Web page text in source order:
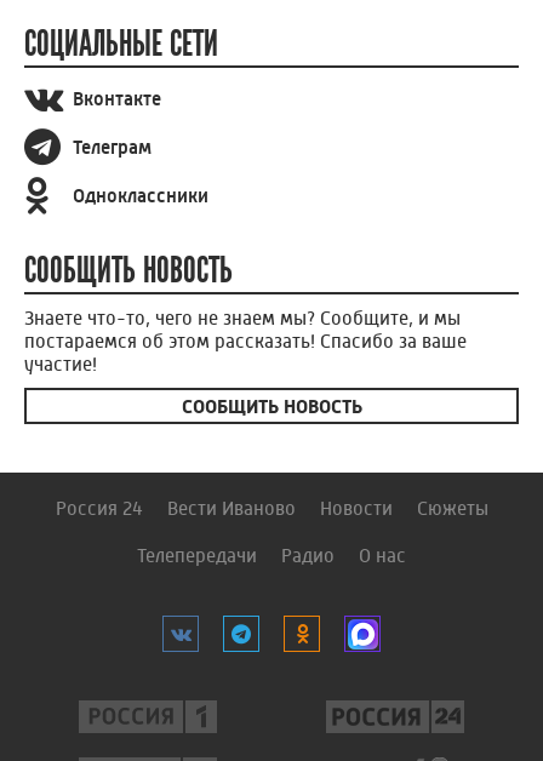
СОЦИАЛЬНЫЕ СЕТИ
Вконтакте
Телеграм
Одноклассники
СООБЩИТЬ НОВОСТЬ
Знаете что-то, чего не знаем мы? Сообщите, и мы
постараемся об этом рассказать! Спасибо за ваше
участие!
СООБЩИТЬ НОВОСТЬ
Россия 24 Вести Иваново Новости Сюжеты
Телепередачи Радио О нас